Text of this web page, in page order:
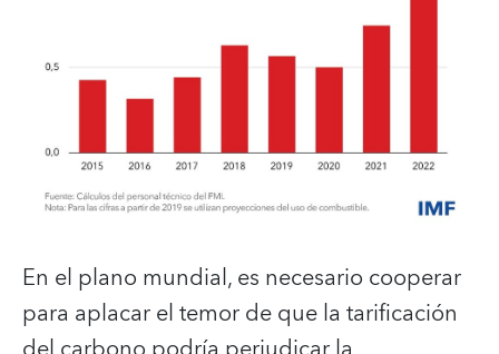
En el plano mundial, es necesario cooperar
para aplacar el temor de que la tarificación